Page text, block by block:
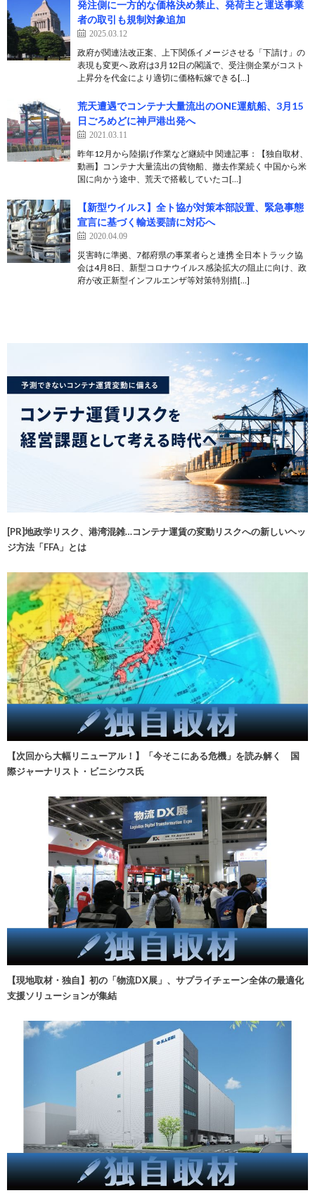
発注側に一方的な価格決め禁止、発荷主と運送事業
者の取引も規制対象追加
2025.03.12
政府が関連法改正案、上下関係イメージさせる「下請け」の
表現も変更へ 政府は3月12日の閣議で、受注側企業がコスト
上昇分を代金により適切に価格転嫁できる[…]
荒天遭遇でコンテナ大量流出のONE運航船、3月15
日ごろめどに神戸港出発へ
2021.03.11
昨年12月から陸揚げ作業など継続中 関連記事：【独自取材、
動画】コンテナ大量流出の貨物船、撤去作業続く 中国から米
国に向かう途中、荒天で搭載していたコ[…]
【新型ウイルス】全ト協が対策本部設置、緊急事態
宣言に基づく輸送要請に対応へ
2020.04.09
災害時に準拠、7都府県の事業者らと連携 全日本トラック協
会は4月8日、新型コロナウイルス感染拡大の阻止に向け、政
府が改正新型インフルエンザ等対策特別措[…]
[PR]地政学リスク、港湾混雑…コンテナ運賃の変動リスクへの新しいヘッ
ジ方法「FFA」とは
【次回から大幅リニューアル！】「今そこにある危機」を読み解く 国
際ジャーナリスト・ビニシウス氏
【現地取材・独自】初の「物流DX展」、サプライチェーン全体の最適化
支援ソリューションが集結